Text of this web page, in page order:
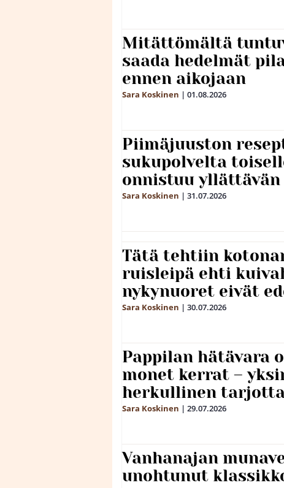
Mitättömältä
saada hedelmät
ennen aikojaan
Sara Koskinen | 01.08.2026
Piimäjuuston
sukupolvelta
onnistuu
Sara Koskinen | 31.07.2026
Tätä tehtiin
ruisleipä ehti
nykynuoret eivät
Sara Koskinen | 30.07.2026
Pappilan hätävara
monet kerrat –
herkullinen
Sara Koskinen | 29.07.2026
Vanhanajan
unohtunut